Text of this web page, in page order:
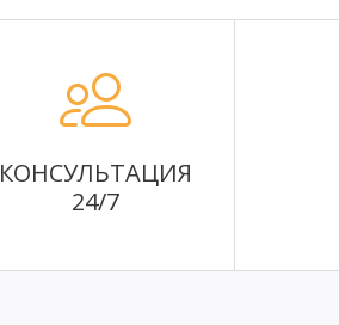
КОНСУЛЬТАЦИЯ
24/7